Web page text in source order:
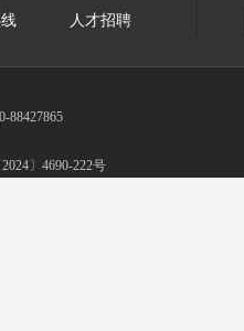
人才招聘
88427865
〕4690-222号